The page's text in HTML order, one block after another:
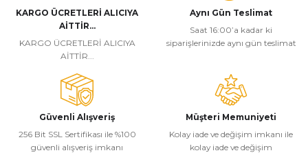
Ürün fiyatı diğer sitelerden daha pahalı.
Bu ürüne benzer farklı alternatifler olmalı.
KARGO ÜCRETLERİ ALICIYA
AİTTİR...
KARGO ÜCRETLERİ ALICIYA
AİTTİR...
Aynı Gün Teslimat
Saat 16:00’a kadar ki
siparişlerinizde aynı gün teslimat
Güvenli Alışveriş
256 Bit SSL Sertifikası ile %100
güvenli alışveriş imkanı
Müşteri Memuniyeti
Kolay iade ve değişim imkanı ile
kolay iade ve değişim